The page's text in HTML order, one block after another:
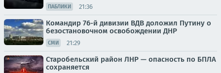
ПАБЛИКИ 21:36
Командир 76-й дивизии ВДВ доложил Путину о
безостановочном освобождении ДНР
СМИ 21:29
Старобельский район ЛНР — опасность по БПЛА
сохраняется